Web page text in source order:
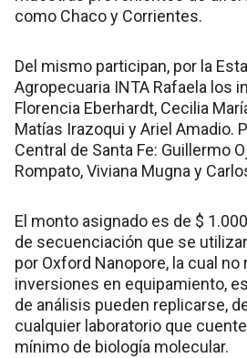
como Chaco y Corrientes.
Del mismo participan, por la
Agropecuaria INTA Rafaela los
Florencia Eberhardt, Cecilia
Matías Irazoqui y Ariel Amadio.
Central de Santa Fe: Guillermo
Rompato, Viviana Mugna y
El monto asignado es de $
de secuenciación que se
por Oxford Nanopore, la cual no
inversiones en equipamiento,
de análisis pueden replicarse,
cualquier laboratorio que
mínimo de biología molecular.